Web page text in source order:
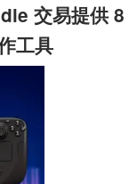
交易提供 8
工具